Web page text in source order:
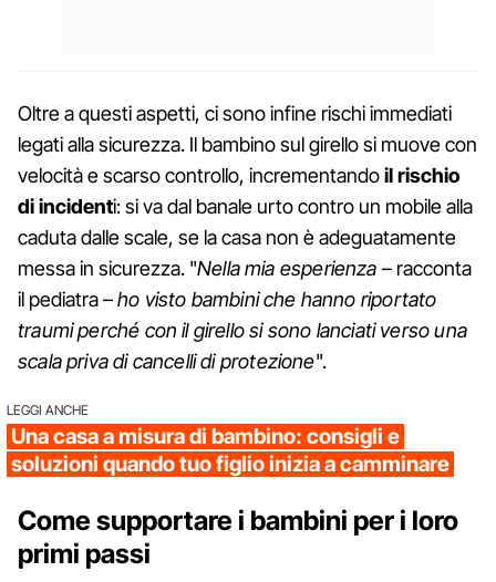
Oltre a questi aspetti, ci sono infine rischi immediati
legati alla sicurezza. Il bambino sul girello si muove con
velocità e scarso controllo, incrementandoil rischio
di incidenti: si va dal banale urto contro un mobile alla
caduta dalle scale, se la casa non è adeguatamente
messa in sicurezza. "Nella mia esperienza – racconta
il pediatra –ho visto bambini che hanno riportato
traumi perché con il girello si sono lanciati verso una
scala priva di cancelli di protezione".
LEGGI ANCHE
Una casa a misura di bambino: consigli e
soluzioni quando tuo figlio inizia a camminare
Come supportare i bambini per i loro
primi passi